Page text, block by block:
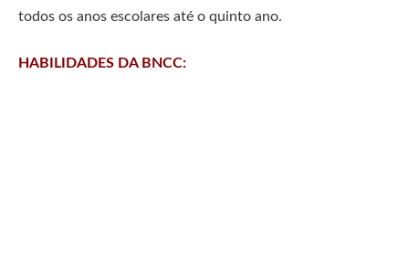
todos os anos escolares até o quinto ano.
HABILIDADES DA BNCC: